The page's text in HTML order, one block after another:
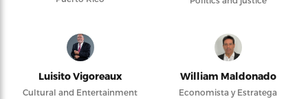
Luisito Vigoreaux
Cultural and Entertainment
William Maldonado
Economista y Estratega